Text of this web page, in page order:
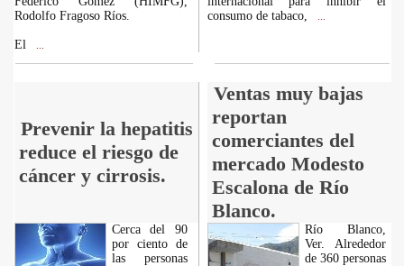
Rodolfo Fragoso Ríos.
El
consumo de tabaco,
Prevenir la hepatitis
reduce el riesgo de
cáncer y cirrosis.
Ventas muy bajas
reportan
comerciantes del
mercado Modesto
Escalona de Río
Blanco.
Cerca del 90
por ciento de
las personas
Río Blanco,
Ver. Alrededor
de 360 personas